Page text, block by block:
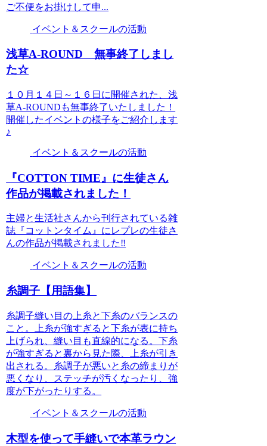
ご不便をお掛けして申...
イベント＆スクールの活動
浅草A-ROUND 無事終了しまし
た☆
１０月１４日～１６日に開催された、浅
草A-ROUNDも無事終了いたしました！
開催したイベントの様子をご紹介します
♪
イベント＆スクールの活動
『COTTON TIME』に生徒さん
作品が掲載されました！
主婦と生活社さんから刊行されている雑
誌『コットンタイム』にレプレの生徒さ
んの作品が掲載されました‼
イベント＆スクールの活動
糸調子【用語集】
糸調子縫い目の上糸と下糸のバランスの
こと。上糸が強すぎると下糸が表に持ち
上げられ、縫い目も直線的になる。下糸
が強すぎると裏から見た際、上糸が引き
出される。糸調子が悪いと糸の締まりが
悪くなり、ステッチが汚くなったり、強
度が下がったりする。
イベント＆スクールの活動
木型を使って手縫いで本革ラウン